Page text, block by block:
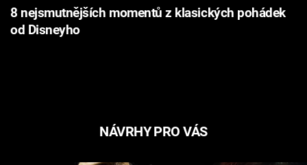
8 nejsmutnějších momentů z klasických pohádek
od Disneyho
NÁVRHY PRO VÁS